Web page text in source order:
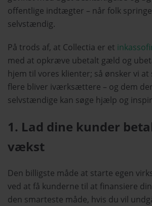
offentlige indtægter – når folk
selvstændig.
På trods af, at Collectia er et
med at opkræve ubetalt gæld og
hjem til vores klienter; så ønsker vi
flere bliver iværksættere – og dem
selvstændige kan søge hjælp og
1. Lad dine kunder
vækst
Den billigste måde at starte egen
ved at få kunderne til at finansiere
den smarteste måde, hvis du vil